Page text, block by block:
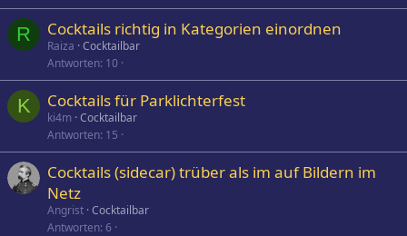
R Cocktails richtig in Kategorien einordnen
Raiza Cocktailbar
Antworten 10
K Cocktails für Parklichterfest
ki4m Cocktailbar
Antworten 15
Cocktails (sidecar) trüber als im auf Bildern im
Netz
Angrist Cocktailbar
Antworten 6